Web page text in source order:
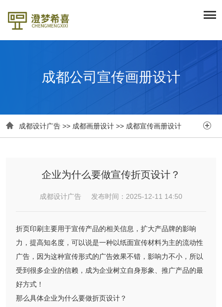
成都公司宣传画册设计
 成都设计广告 >> 成都画册设计 >> 成都宣传画册设计 
企业为什么要做宣传折页设计？
成都设计广告 发布时间：2025-12-11 14:50
折页印刷主要用于宣传产品的相关信息，扩大产品牌的影响
力，提高知名度，可以说是一种以纸面宣传材料为主的流动性
广告，因为这种宣传形式的广告效果不错，影响力不小，所以
受到很多企业的信赖，成为企业树立自身形象、推广产品的最
好方式！
那么具体企业为什么要做折页设计？